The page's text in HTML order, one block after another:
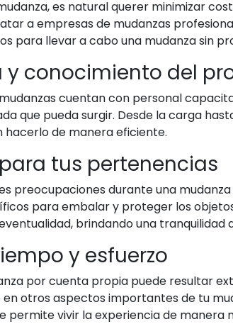
es natural querer minimizar
a empresas de mudanzas
para llevar a cabo una mudanza sin
y conocimiento del
cuentan con personal
que pueda surgir. Desde la carga
hacerlo de manera eficiente.
tus pertenencias
preocupaciones durante una
para embalar y proteger los
brindando una tranquilidad
y esfuerzo
por cuenta propia puede resultar
otros aspectos importantes de tu
permite vivir la experiencia de manera